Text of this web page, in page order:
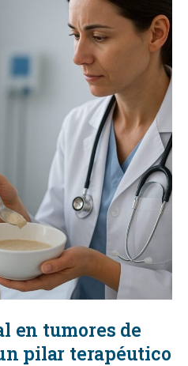
en tumores de
pilar terapéutico